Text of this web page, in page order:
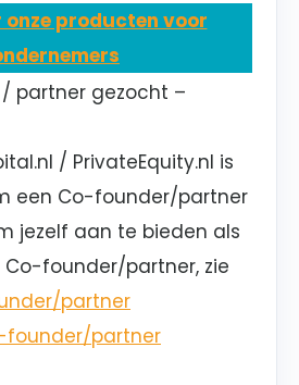
onze producten voor
partner gezocht –
/ PrivateEquity.nl is
een Co-founder/partner
jezelf aan te bieden als
founder/partner, zie
partner
founder/partner